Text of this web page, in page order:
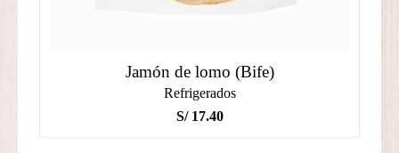
Jamón de lomo (Bife)
Refrigerados
S/17.40